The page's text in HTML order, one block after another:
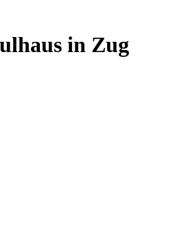
in Zug